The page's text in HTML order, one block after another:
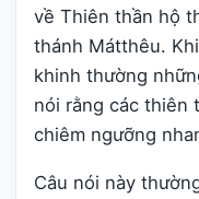
về Thiên thần hộ
thánh Mátthêu.
khinh thường
nói rằng các thiên
chiêm ngưỡng
Câu nói này